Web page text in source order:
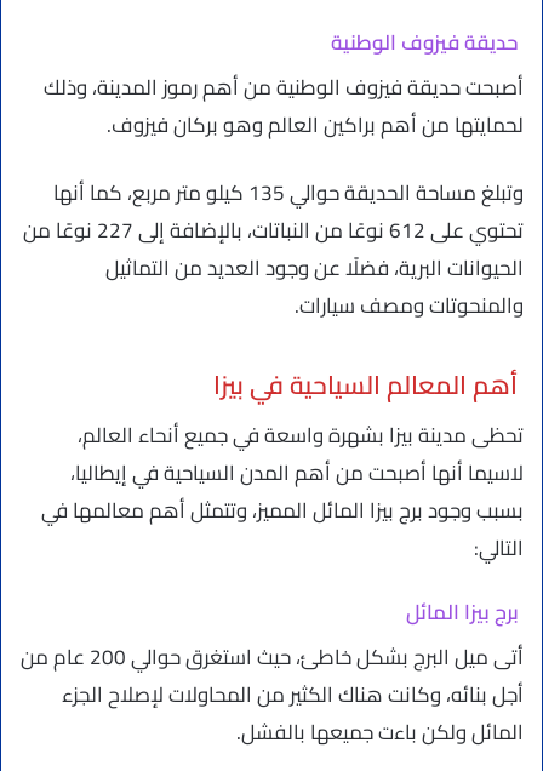
حديقة فيزوف الوطنية
أصبحت حديقة فيزوف الوطنية من أهم رموز المدينة، وذلك
لحمايتها من أهم براكين العالم وهو بركان فيزوف.
وتبلغ مساحة الحديقة حوالي 135 كيلو متر مربع، كما أنها
تحتوي على 612 نوعًا من النباتات، بالإضافة إلى 227 نوعًا من
الحيوانات البرية، فضلًا عن وجود العديد من التماثيل
والمنحوتات ومصف سيارات.
أهم المعالم السياحية في بيزا
تحظى مدينة بيزا بشهرة واسعة في جميع أنحاء العالم،
لاسيما أنها أصبحت من أهم المدن السياحية في إيطاليا،
بسبب وجود برج بيزا المائل المميز، وتتمثل أهم معالمها في
التالي:
برج بيزا المائل
أتى ميل البرج بشكل خاطئ، حيث استغرق حوالي 200 عام من
أجل بنائه، وكانت هناك الكثير من المحاولات لإصلاح الجزء
المائل ولكن باءت جميعها بالفشل.